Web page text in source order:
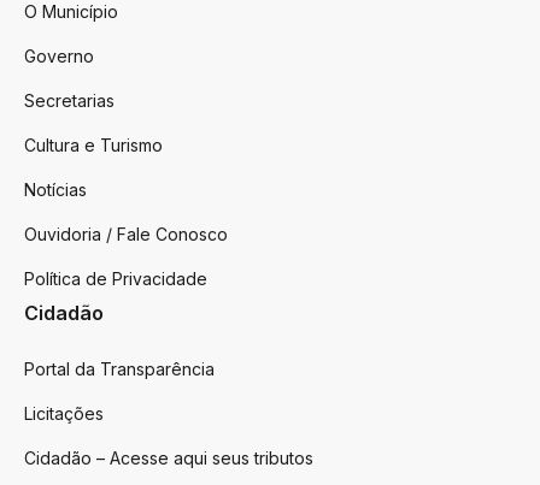
O Município
Governo
Secretarias
Cultura e Turismo
Notícias
Ouvidoria / Fale Conosco
Política de Privacidade
Cidadão
Portal da Transparência
Licitações
Cidadão – Acesse aqui seus tributos